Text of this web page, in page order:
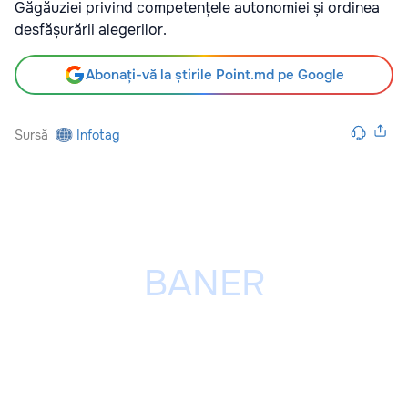
Găgăuziei privind competențele autonomiei și ordinea
desfășurării alegerilor.
Abonați-vă la știrile Point.md pe Google
Sursă Infotag